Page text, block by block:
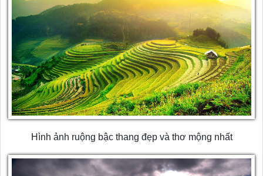
Hình ảnh ruộng bậc thang đẹp và thơ mộng nhất